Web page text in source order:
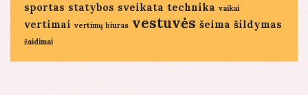
sportas statybos sveikata technika vaikai
vertimai vertimų biuras vestuvės šeima šildymas
žaidimai